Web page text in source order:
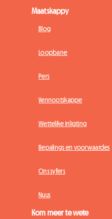
Maatskappy
Blog
Loopbane
Pers
Vennootskappe
Wettelike inligting
Bepalings en voorwaardes
Ons syfers
Nuus
Kom meer te wete